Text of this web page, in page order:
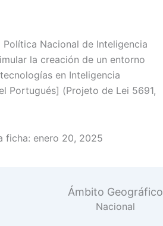
Política Nacional de Inteligencia
la creación de un entorno
en Inteligencia
Portugués] (Projeto de Lei 5691,
ficha: enero 20, 2025
Ámbito Geográfico
Nacional